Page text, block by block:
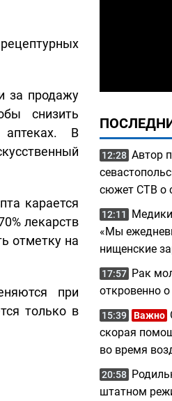
за продажу
снизить
В
карается
лекарств
отметку на
при
только в
12:28 Автор
сюжет СТВ о
12:11
«Мы
нищенские
17:57 Рак
откровенно
15:39 Важно
скорая
во время
20:58
штатном